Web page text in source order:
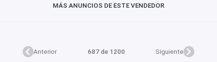
MÁS ANUNCIOS DE ESTE VENDEDOR
Anterior 687 de 1200 Siguiente